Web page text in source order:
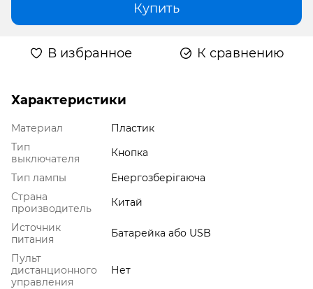
Купить
В избранное К сравнению
Характеристики
Материал
Пластик
Тип
выключателя
Кнопка
Тип лампы
Енергозберігаюча
Страна
производитель
Китай
Источник
питания
Батарейка або USB
Пульт
дистанционного
управления
Нет